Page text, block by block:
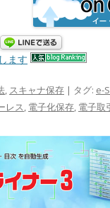
ます
, スキャナ保存 | タグ: e-
レス, 電子化保存, 電子取